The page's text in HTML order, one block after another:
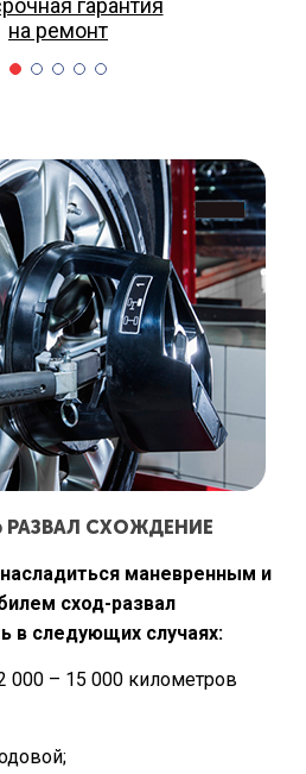
гарантия
на ремонт
РАЗВАЛ СХОЖДЕНИЕ
маневренным и
сход-развал
в следующих случаях:
000 – 15 000 километров